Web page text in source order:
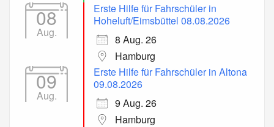
08
Aug.
Erste Hilfe für Fahrschüler in
Hoheluft/Eimsbüttel 08.08.2026
8 Aug. 26
Hamburg
09
Aug.
Erste Hilfe für Fahrschüler in Altona
09.08.2026
9 Aug. 26
Hamburg